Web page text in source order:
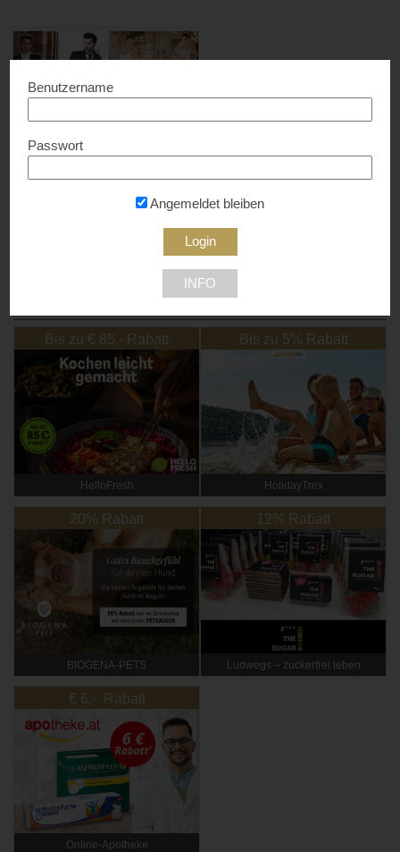
Bis zu € 85,- Rabatt
HelloFresh
Bis zu 5% Rabatt
HolidayTrex
20% Rabatt
BIOGENA-PETS
12% Rabatt
Ludwegs – zuckerfrei leben
€ 6,- Rabatt
Online‑Apotheke
Benutzername
Passwort
Angemeldet bleiben
INFO